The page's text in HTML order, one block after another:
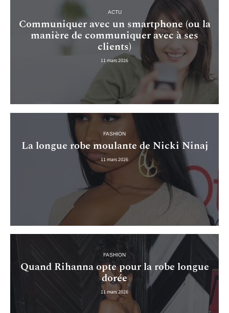
ACTU
Communiquer avec un smartphone (ou la
manière de communiquer avec à ses
clients)
11 mars 2026
FASHION
La longue robe moulante de Nicki Ninaj
11 mars 2026
FASHION
Quand Rihanna opte pour la robe longue
dorée
11 mars 2026